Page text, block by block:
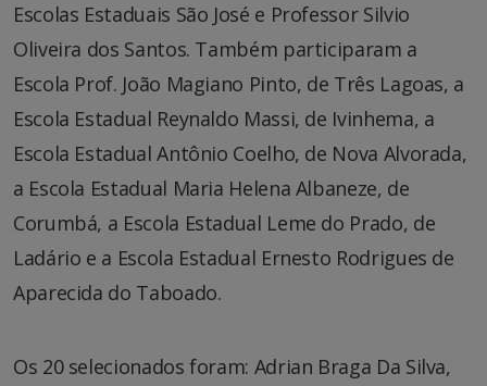
Escolas Estaduais São José e Professor Silvio
Oliveira dos Santos. Também participaram a
Escola Prof. João Magiano Pinto, de Três Lagoas, a
Escola Estadual Reynaldo Massi, de Ivinhema, a
Escola Estadual Antônio Coelho, de Nova Alvorada,
a Escola Estadual Maria Helena Albaneze, de
Corumbá, a Escola Estadual Leme do Prado, de
Ladário e a Escola Estadual Ernesto Rodrigues de
Aparecida do Taboado.
Os 20 selecionados foram: Adrian Braga Da Silva,